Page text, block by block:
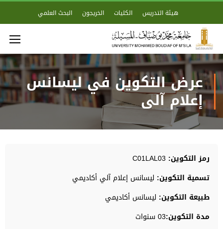
هيئة التدريس الكليات الخريجون البحث العلمي
عرض التكوين في ليسانس
إعلام آلي
رمز التكوين:
تسمية التكوين: ليسانس إعلام آلي أكاديمي
طبيعة التكوين: ليسانس أكاديمي
مدة التكوين:03 سنوات